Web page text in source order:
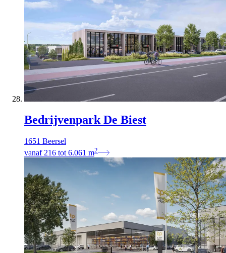
Bedrijvenpark De Biest
1651 Beersel
vanaf 216 tot 6.061 m2